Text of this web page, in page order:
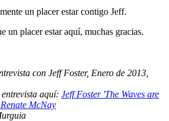
un placer estar contigo Jeff.
un placer estar aquí, muchas gracias.
con Jeff Foster, Enero de 2013,
aquí: Jeff Foster 'The Waves are
McNay